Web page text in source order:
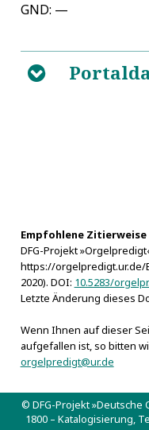
GND: —
B
Empfohlene Zitierweise
DFG-Projekt
https://orgelpredigt.ur.de/
2020). DOI: 10.5283/
Letzte Änderung dieses
Wenn Ihnen auf dieser
aufgefallen ist, so bitten
orgelpredigt@ur.de
© DFG-Projekt
1800 – Katalogisierung,